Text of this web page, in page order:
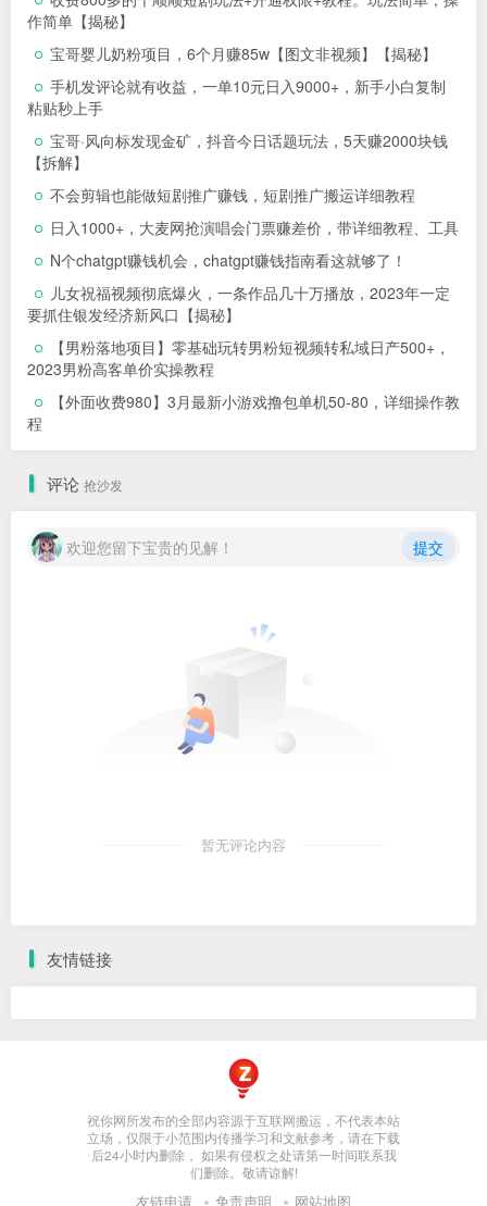
作简单【揭秘】
宝哥婴儿奶粉项目，6个月赚85w【图文非视频】【揭秘】
手机发评论就有收益，一单10元日入9000+，新手小白复制
粘贴秒上手
宝哥·风向标发现金矿，抖音今日话题玩法，5天赚2000块钱
【拆解】
不会剪辑也能做短剧推广赚钱，短剧推广搬运详细教程
日入1000+，大麦网抢演唱会门票赚差价，带详细教程、工具
N个chatgpt赚钱机会，chatgpt赚钱指南看这就够了！
儿女祝福视频彻底爆火，一条作品几十万播放，2023年一定
要抓住银发经济新风口【揭秘】
【男粉落地项目】零基础玩转男粉短视频转私域日产500+，
2023男粉高客单价实操教程
【外面收费980】3月最新小游戏撸包单机50-80，详细操作教
程
评论 抢沙发
欢迎您留下宝贵的见解！ 提交
暂无评论内容
友情链接
祝你网所发布的全部内容源于互联网搬运，不代表本站
立场，仅限于小范围内传播学习和文献参考，请在下载
后24小时内删除， 如果有侵权之处请第一时间联系我
们删除。敬请谅解!
友链申请 免责声明 网站地图